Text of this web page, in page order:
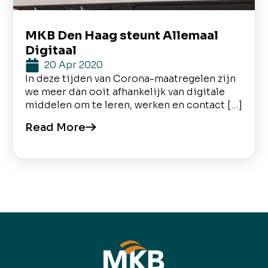
MKB Den Haag steunt Allemaal
Digitaal
20 Apr 2020
In deze tijden van Corona-maatregelen zijn
we meer dan ooit afhankelijk van digitale
middelen om te leren, werken en contact […]
Read More